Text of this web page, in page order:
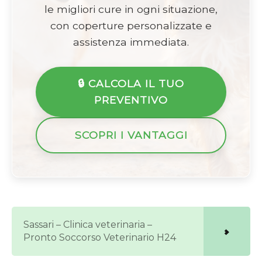
le migliori cure in ogni situazione,
con coperture personalizzate e
assistenza immediata.
🔒 CALCOLA IL TUO
PREVENTIVO
SCOPRI I VANTAGGI
Sassari – Clinica veterinaria –
Pronto Soccorso Veterinario H24